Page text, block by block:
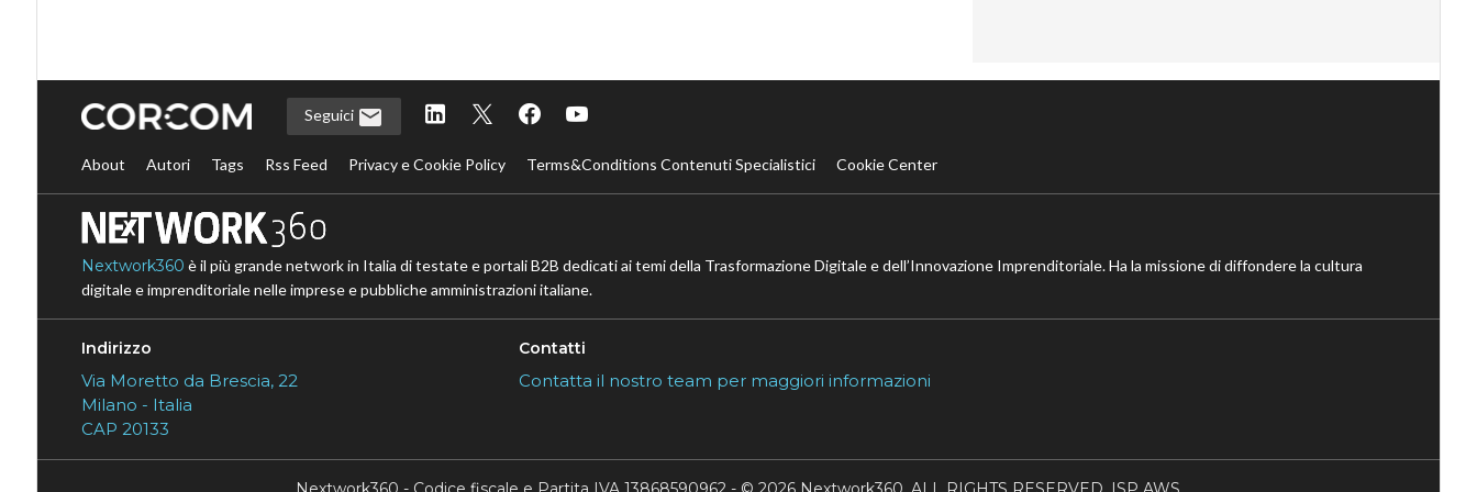
Seguici
About Autori Tags Rss Feed Privacy e Cookie Policy Terms&Conditions Contenuti Specialistici Cookie Center
Nextwork360 è il più grande network in Italia di testate e portali B2B dedicati ai temi della Trasformazione Digitale e dell’Innovazione Imprenditoriale. Ha la missione di diffondere la cultura
digitale e imprenditoriale nelle imprese e pubbliche amministrazioni italiane.
Indirizzo
Via Moretto da Brescia, 22
Milano - Italia
CAP 20133
Contatti
Contatta il nostro team per maggiori informazioni